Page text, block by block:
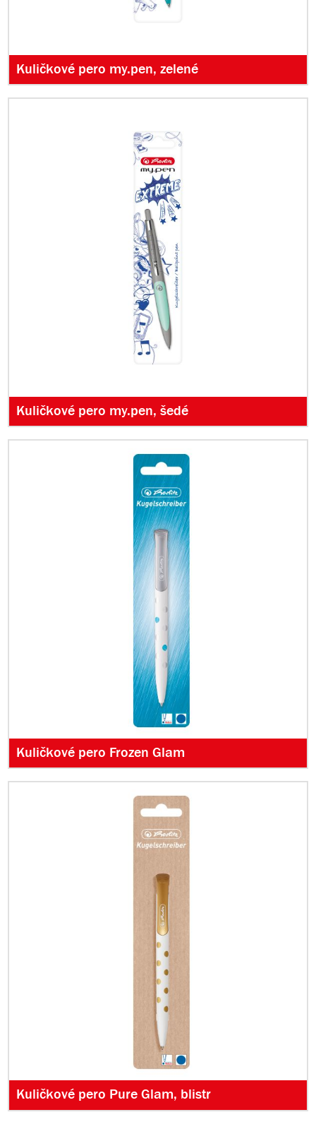
Kuličkové pero my.pen, zelené
Kuličkové pero my.pen, šedé
Kuličkové pero Frozen Glam
Kuličkové pero Pure Glam, blistr